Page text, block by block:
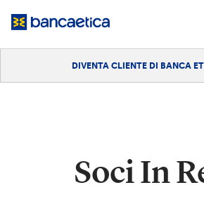
DIVENTA CLIENTE DI BANCA
Soci In